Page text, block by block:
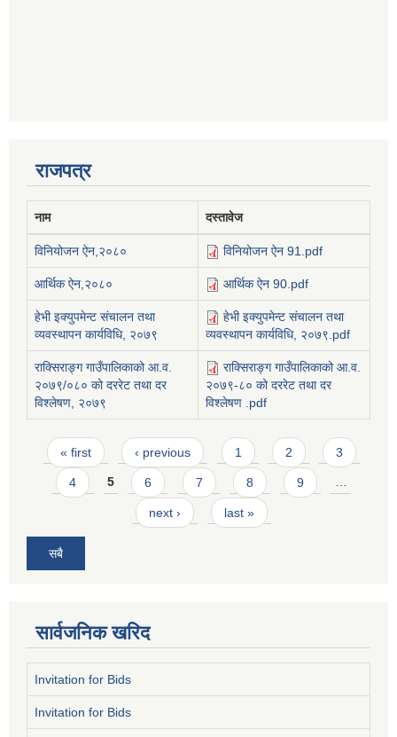
राजपत्र
नाम दस्तावेज
विनियोजन ऐन,२०८० विनियोजन ऐन 91.pdf
आर्थिक ऐन,२०८० आर्थिक ऐन 90.pdf
हेभी इक्युपमेन्ट संचालन तथा
व्यवस्थापन कार्यविधि, २०७९
हेभी इक्युपमेन्ट संचालन तथा
व्यवस्थापन कार्यविधि, २०७९.pdf
राक्सिराङ्ग गाउँपालिकाको आ.व.
२०७९/०८० को दररेट तथा दर
विश्लेषण, २०७९
राक्सिराङ्ग गाउँपालिकाको आ.व.
२०७९-८० को दररेट तथा दर
विश्लेषण .pdf
Pages
« first ‹ previous 1 2 3
4 5 6 7 8 9 …
next › last »
सबै
सार्वजनिक खरिद
Invitation for Bids
Invitation for Bids